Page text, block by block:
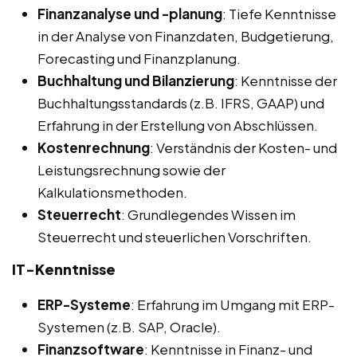
Finanzanalyse und -planung: Tiefe Kenntnisse
in der Analyse von Finanzdaten, Budgetierung,
Forecasting und Finanzplanung.
Buchhaltung und Bilanzierung: Kenntnisse der
Buchhaltungsstandards (z.B. IFRS, GAAP) und
Erfahrung in der Erstellung von Abschlüssen.
Kostenrechnung: Verständnis der Kosten- und
Leistungsrechnung sowie der
Kalkulationsmethoden.
Steuerrecht: Grundlegendes Wissen im
Steuerrecht und steuerlichen Vorschriften.
IT-Kenntnisse
ERP-Systeme: Erfahrung im Umgang mit ERP-
Systemen (z.B. SAP, Oracle).
Finanzsoftware: Kenntnisse in Finanz- und